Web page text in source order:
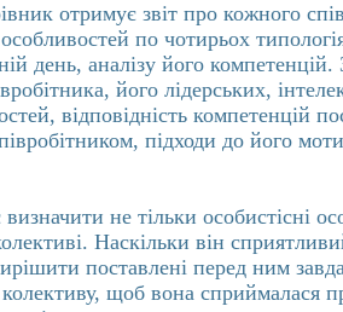
отримує звіт про кожного
по чотирьох
день, аналізу його
його лідерських,
відповідність компетенцій
підходи до його
не тільки особистісні
Наскільки він
поставлені перед ним
щоб вона сприймалася